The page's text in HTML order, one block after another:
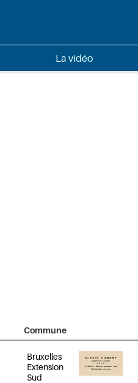
La vidéo
Commune
Bruxelles
Extension
Sud